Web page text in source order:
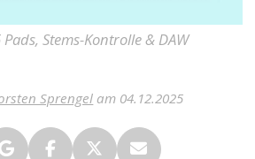
Stems-Kontrolle & DAW
Sprengel am 04.12.2025